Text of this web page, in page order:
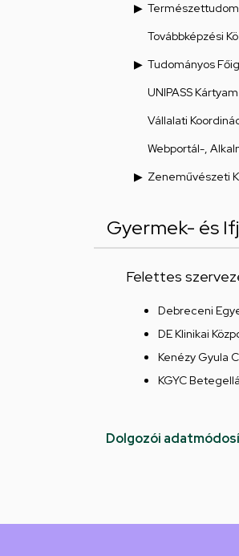
Továbbképzési
Tudományos
UNIPASS
Vállalati
Webportál-,
Zeneművészeti
Gyermek- és
Felettes
Debreceni
DE Klinikai
Kenézy Gyula
KGYC
Dolgozói